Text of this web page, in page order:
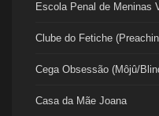
Escola Penal de Meninas
Clube do Fetiche
Cega Obsessão (Môjû/
Casa da Mãe Joana